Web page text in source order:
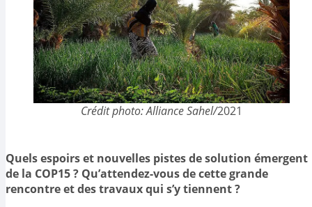
Crédit photo: Alliance Sahel/2021
Quels espoirs et nouvelles pistes de solution émergent
de la COP15 ? Qu’attendez-vous de cette grande
rencontre et des travaux qui s’y tiennent ?